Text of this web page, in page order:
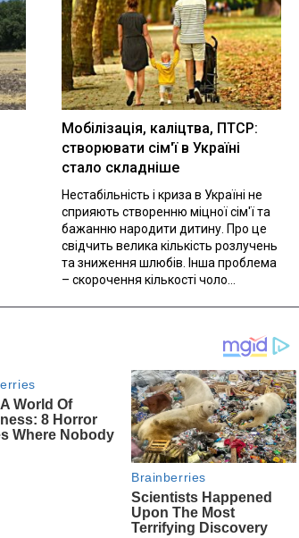
Мобілізація, каліцтва, ПТСР:
створювати сім'ї в Україні
стало складніше
Нестабільність і криза в Україні не
сприяють створенню міцної сім'ї та
бажанню народити дитину. Про це
свідчить велика кількість розлучень
та зниження шлюбів. Інша проблема
– скорочення кількості чоло...